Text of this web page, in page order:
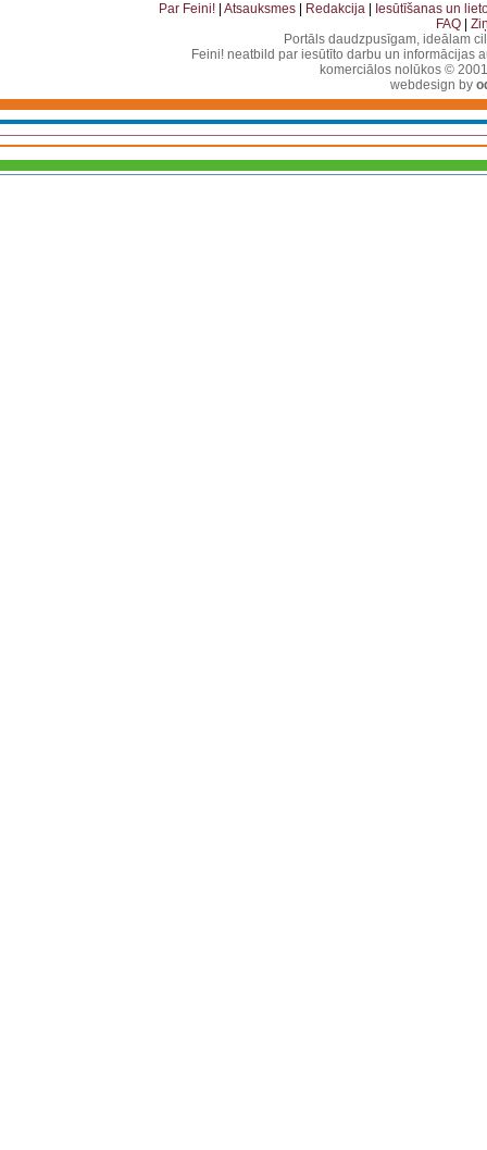
Par Feini! Atsauksmes Redakcija
Iesūtīšanas un
FAQ
Portāls daudzpusīgam, ideālam
Feini! neatbild par iesūtīto darbu un informācijas
komerciālos nolūkos ©
webdesign by